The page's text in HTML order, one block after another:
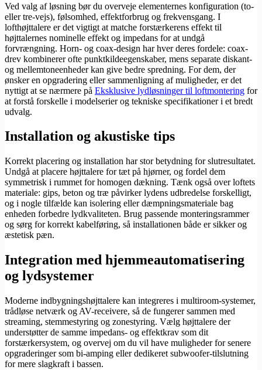
Ved valg af løsning bør du overveje elementernes konfiguration (to-
eller tre-vejs), følsomhed, effektforbrug og frekvensgang. I
lofthøjttalere er det vigtigt at matche forstærkerens effekt til
højttalernes nominelle effekt og impedans for at undgå
forvrængning. Horn- og coax-design har hver deres fordele: coax-
drev kombinerer ofte punktkildeegenskaber, mens separate diskant-
og mellemtoneenheder kan give bedre spredning. For dem, der
ønsker en opgradering eller sammenligning af muligheder, er det
nyttigt at se nærmere på Eksklusive lydløsninger til loftmontering for
at forstå forskelle i modelserier og tekniske specifikationer i et bredt
udvalg.
Installation og akustiske tips
Korrekt placering og installation har stor betydning for slutresultatet.
Undgå at placere højttalere for tæt på hjørner, og fordel dem
symmetrisk i rummet for homogen dækning. Tænk også over loftets
materiale: gips, beton og træ påvirker lydens udbredelse forskelligt,
og i nogle tilfælde kan isolering eller dæmpningsmateriale bag
enheden forbedre lydkvaliteten. Brug passende monteringsrammer
og sørg for korrekt kabelføring, så installationen både er sikker og
æstetisk pæn.
Integration med hjemmeautomatisering
og lydsystemer
Moderne indbygningshøjttalere kan integreres i multiroom-systemer,
trådløse netværk og AV-receivere, så de fungerer sammen med
streaming, stemmestyring og zonestyring. Vælg højttalere der
understøtter de samme impedans- og effektkrav som dit
forstærkersystem, og overvej om du vil have muligheder for senere
opgraderinger som bi-amping eller dedikeret subwoofer-tilslutning
for mere slagkraft i bassen.